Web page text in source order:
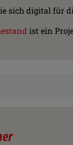
sich digital für
ist ein